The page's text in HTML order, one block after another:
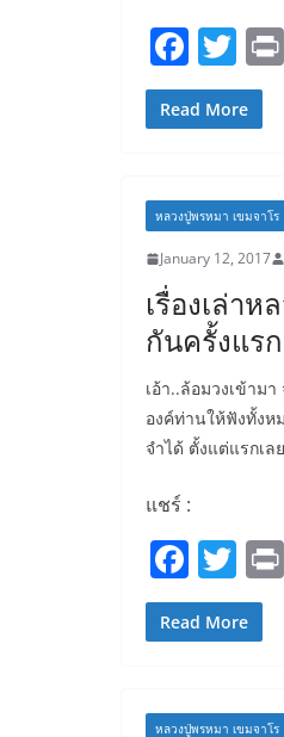
F
a
c
b
o
o
k
T
w
itt
Read More
หลวงปู่พรหมา เขมจาโร
January 12, 2017
เรื่องเล่า
กันครั้งแรก
เอ้า..ล้อมวงเข้าม
องค์ท่านให้ฟังทั้งห
จำได้ ตั้งแต่แรกเลย
แชร์ :
F
a
c
b
T
w
itt
Read More
หลวงปู่พรหมา เขมจาโร